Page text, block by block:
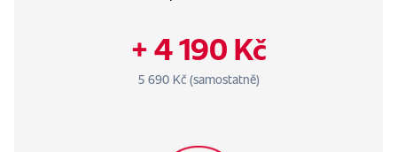
+ 4 190 Kč
5 690 Kč (samostatně)